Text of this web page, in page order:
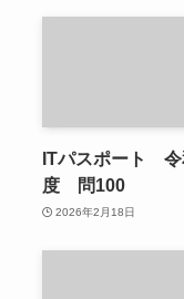
ITパスポート 令
度 問100
2026年2月18日